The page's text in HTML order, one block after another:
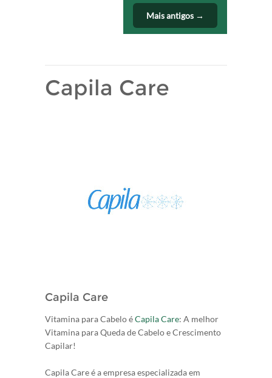
Mais antigos →
Capila Care
Capila Care
Vitamina para Cabelo éCapila Care: A melhor
Vitamina para Queda de Cabelo e Crescimento
Capilar!
Capila Care é a empresa especializada em